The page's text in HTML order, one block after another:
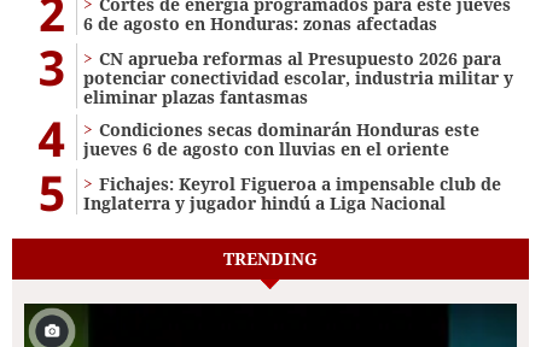
6 de agosto en Honduras: zonas afectadas
3
CN aprueba reformas al Presupuesto 2026 para
potenciar conectividad escolar, industria militar y
eliminar plazas fantasmas
4
Condiciones secas dominarán Honduras este
jueves 6 de agosto con lluvias en el oriente
5
Fichajes: Keyrol Figueroa a impensable club de
Inglaterra y jugador hindú a Liga Nacional
TRENDING